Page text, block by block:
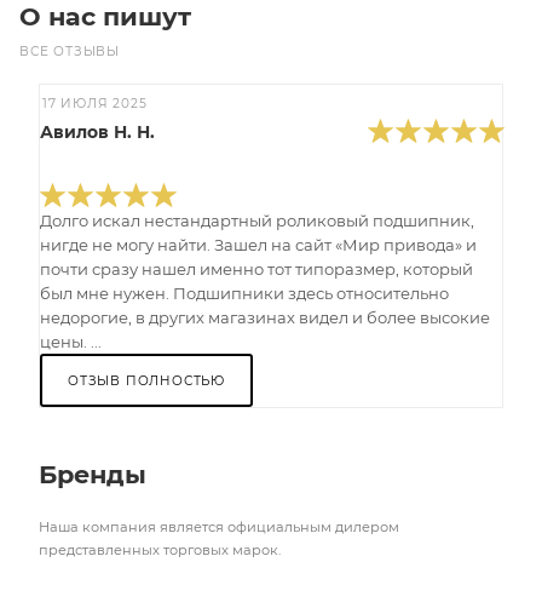
О нас пишут
ВСЕ ОТЗЫВЫ
17 ИЮЛЯ 2025
Авилов Н. Н.
Долго искал нестандартный роликовый подшипник,
нигде не могу найти. Зашел на сайт «Мир привода» и
почти сразу нашел именно тот типоразмер, который
был мне нужен. Подшипники здесь относительно
недорогие, в других магазинах видел и более высокие
цены. ...
ОТЗЫВ ПОЛНОСТЬЮ
Бренды
Наша компания является официальным дилером
представленных торговых марок.